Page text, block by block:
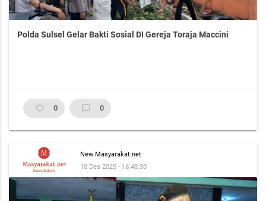
Polda Sulsel Gelar Bakti Sosial DI Gereja Toraja Maccini
favorite_border 0 chat_bubble_outline 0
New Masyarakat.net
10 Des 2025 - 16:48:50